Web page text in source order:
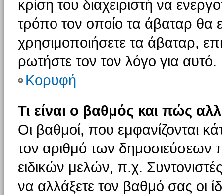
κρίση του διαχειριστή να
τρόπο τον οποίο τα άβαταρ θα
χρησιμοποιήσετε τα άβαταρ,
ρωτήστε τον τον λόγο για αυτό.
Κορυφή
Τι είναι ο βαθμός και πώς
Οι βαθμοί, που εμφανίζονται
τον αριθμό των δημοσιεύσεων
ειδικών μελών, π.χ.
να αλλάξετε τον βαθμό σας οι